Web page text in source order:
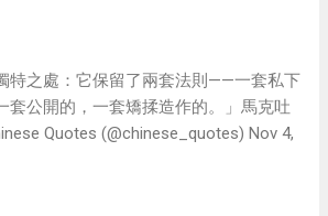
特之處：它保留了兩套法則——一套私下
套公開的，一套矯揉造作的。」馬克吐
Quotes (@chinese_quotes) Nov 4,